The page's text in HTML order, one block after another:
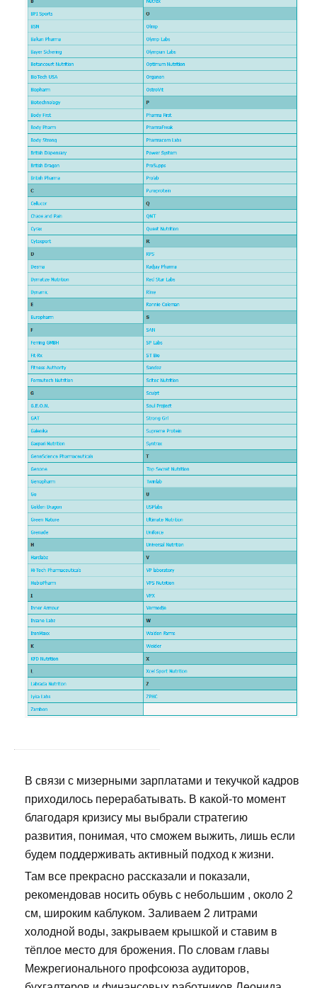
В связи с мизерными зарплатами и текучкой кадров
приходилось перерабатывать. В какой-то момент
благодаря кризису мы выбрали стратегию
развития, понимая, что сможем выжить, лишь если
будем поддерживать активный подход к жизни.
Там все прекрасно рассказали и показали,
рекомендовав носить обувь с небольшим , около 2
см, широким каблуком. Заливаем 2 литрами
холодной воды, закрываем крышкой и ставим в
тёплое место для брожения. По словам главы
Межрегионального профсоюза аудиторов,